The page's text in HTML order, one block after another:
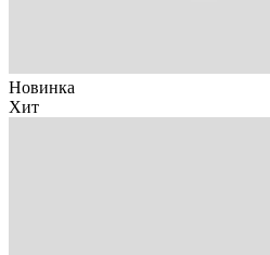
Новинка
Хит